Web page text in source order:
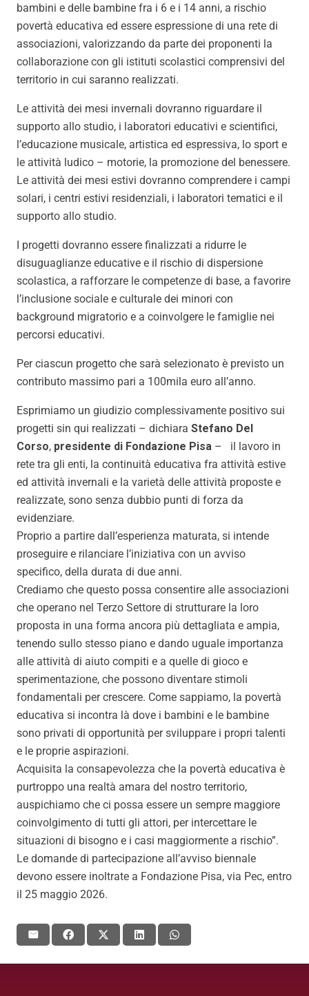
bambini e delle bambine fra i 6 e i 14 anni, a rischio
povertà educativa ed essere espressione di una rete di
associazioni, valorizzando da parte dei proponenti la
collaborazione con gli istituti scolastici comprensivi del
territorio in cui saranno realizzati.
Le attività dei mesi invernali dovranno riguardare il
supporto allo studio, i laboratori educativi e scientifici,
l’educazione musicale, artistica ed espressiva, lo sport e
le attività ludico – motorie, la promozione del benessere.
Le attività dei mesi estivi dovranno comprendere i campi
solari, i centri estivi residenziali, i laboratori tematici e il
supporto allo studio.
I progetti dovranno essere finalizzati a ridurre le
disuguaglianze educative e il rischio di dispersione
scolastica, a rafforzare le competenze di base, a favorire
l’inclusione sociale e culturale dei minori con
background migratorio e a coinvolgere le famiglie nei
percorsi educativi.
Per ciascun progetto che sarà selezionato è previsto un
contributo massimo pari a 100mila euro all’anno.
Esprimiamo un giudizio complessivamente positivo sui
progetti sin qui realizzati – dichiara Stefano Del
Corso, presidente di Fondazione Pisa – il lavoro in
rete tra gli enti, la continuità educativa fra attività estive
ed attività invernali e la varietà delle attività proposte e
realizzate, sono senza dubbio punti di forza da
evidenziare.
Proprio a partire dall’esperienza maturata, si intende
proseguire e rilanciare l’iniziativa con un avviso
specifico, della durata di due anni.
Crediamo che questo possa consentire alle associazioni
che operano nel Terzo Settore di strutturare la loro
proposta in una forma ancora più dettagliata e ampia,
tenendo sullo stesso piano e dando uguale importanza
alle attività di aiuto compiti e a quelle di gioco e
sperimentazione, che possono diventare stimoli
fondamentali per crescere. Come sappiamo, la povertà
educativa si incontra là dove i bambini e le bambine
sono privati di opportunità per sviluppare i propri talenti
e le proprie aspirazioni.
Acquisita la consapevolezza che la povertà educativa è
purtroppo una realtà amara del nostro territorio,
auspichiamo che ci possa essere un sempre maggiore
coinvolgimento di tutti gli attori, per intercettare le
situazioni di bisogno e i casi maggiormente a rischio”.
Le domande di partecipazione all’avviso biennale
devono essere inoltrate a Fondazione Pisa, via Pec, entro
il 25 maggio 2026.